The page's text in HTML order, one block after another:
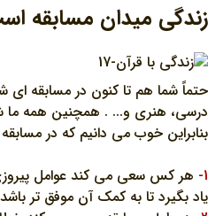
زندگي ميدان مسابقه
حتماً شما هم تا کنون در مسابقه اي
درسي، هنري و... . همچنين همه ما
بنابراين خوب مي دانيم که در
1- هر کس سعي مي کند عوامل
ياد بگيرد تا به کمک آن موفق تر